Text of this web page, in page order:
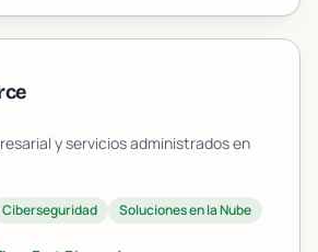
y servicios administrados en
Ciberseguridad Soluciones en la Nube